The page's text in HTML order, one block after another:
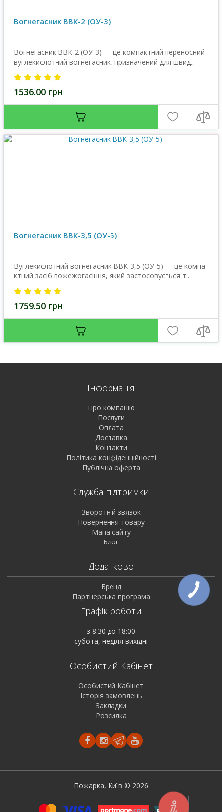
Вогнегасник ВВК-2 (OУ-3)
Вогнегасник ВВК-2 (ОУ-3) — це компактний переносний
вуглекислотний вогнегасник, призначений для швид..
1536.00 грн
Вогнегасник ВВК-3,5 (OУ-5)
Вуглекислотний вогнегасник ВВК-3,5 (ОУ-5) — це компа
ктний засіб пожежогасіння, який застосовується т..
1759.50 грн
Інформація
Про компанію
Послуги
Оплата
Доставка
Контакти
Політика конфіденційності
Публічна оферта
Служба підтримки
Зворотній звязок
Повернення товару
Мапа сайту
Блог
Додатково
Бренд
Партнерська програма
Графік роботи
з 8:30 до 18:00
субота, неділя вихідні
Особистий Кабінет
Особистий Кабінет
Історія замовлень
Закладки
Розсилка
Пожарка, Київ © 2026